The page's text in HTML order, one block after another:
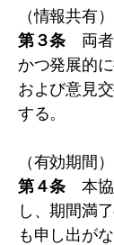
（情報共有）
第３条 両者
かつ発展的
および意見
する。
（有効期間）
第４条 本協
し、期間満
も申し出が